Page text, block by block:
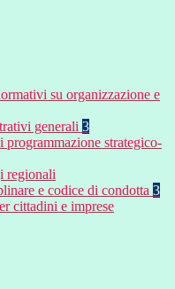
su organizzazione e
generali 3
programmazione strategico-
regionali
e codice di condotta 3
cittadini e imprese